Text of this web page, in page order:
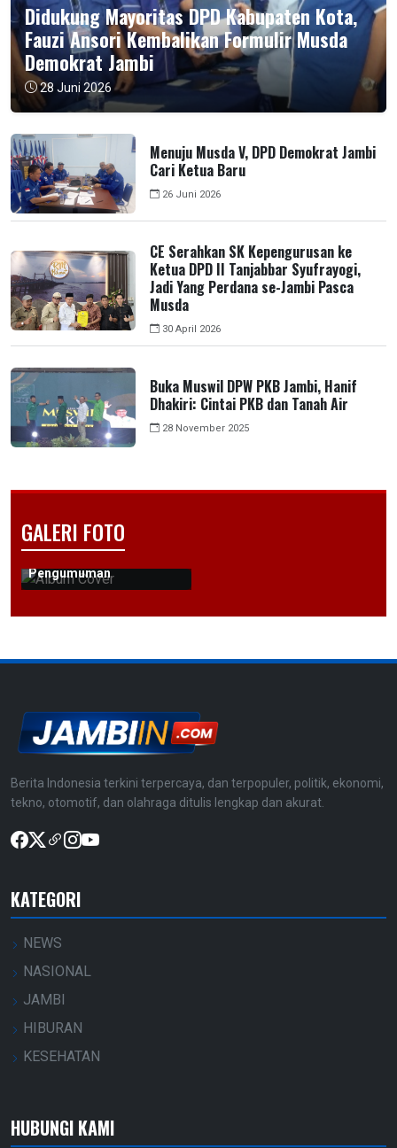
Didukung Mayoritas DPD Kabupaten Kota,
Fauzi Ansori Kembalikan Formulir Musda
Demokrat Jambi
28 Juni 2026
Menuju Musda V, DPD Demokrat Jambi
Cari Ketua Baru
26 Juni 2026
CE Serahkan SK Kepengurusan ke
Ketua DPD II Tanjabbar Syufrayogi,
Jadi Yang Perdana se-Jambi Pasca
Musda
30 April 2026
Buka Muswil DPW PKB Jambi, Hanif
Dhakiri: Cintai PKB dan Tanah Air
28 November 2025
GALERI FOTO
Pengumuman
Berita Indonesia terkini terpercaya, dan terpopuler, politik, ekonomi,
tekno, otomotif, dan olahraga ditulis lengkap dan akurat.
KATEGORI
NEWS
NASIONAL
JAMBI
HIBURAN
KESEHATAN
HUBUNGI KAMI